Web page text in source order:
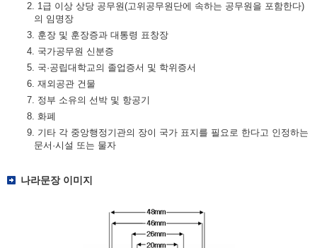
2. 1급 이상 상당 공무원(고위공무원단에 속하는 공무원을 포함한다)
의 임명장
3. 훈장 및 훈장증과 대통령 표창장
4. 국가공무원 신분증
5. 국·공립대학교의 졸업증서 및 학위증서
6. 재외공관 건물
7. 정부 소유의 선박 및 항공기
8. 화폐
9. 기타 각 중앙행정기관의 장이 국가 표지를 필요로 한다고 인정하는
문서·시설 또는 물자
나라문장 이미지